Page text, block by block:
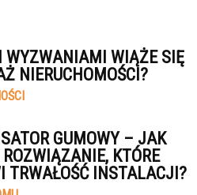
WIĄŻE SIĘ
NIERUCHOMOŚCI?
GUMOWY – JAK
KTÓRE
TRWAŁOŚĆ INSTALACJI?